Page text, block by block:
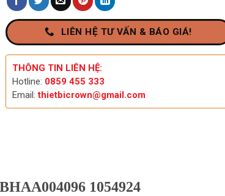
LIÊN HỆ TƯ VẤN & BÁO GIÁ!
THÔNG TIN LIÊN HỆ:
Hotline: 0859 455 333
Email:thietbicrown@gmail.com
1054924